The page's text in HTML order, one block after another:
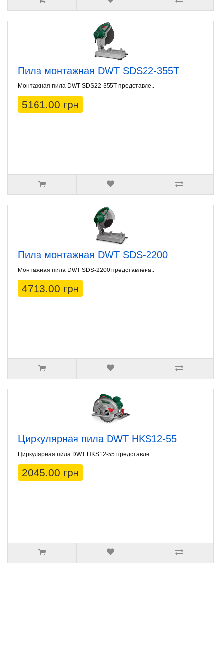
Пила монтажная DWT SDS22-355T
Монтажная пила DWT SDS22-355T представле..
5161.00 грн
Пила монтажная DWT SDS-2200
Монтажная пила DWT SDS-2200 представлена..
4713.00 грн
Циркулярная пила DWT HKS12-55
Циркулярная пила DWT HKS12-55 представле..
2045.00 грн